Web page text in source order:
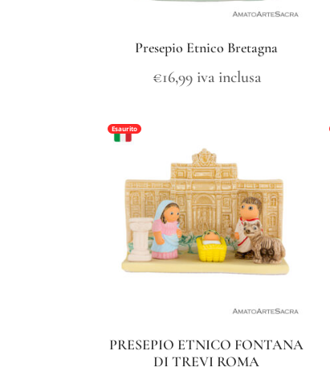
Presepio Etnico Bretagna
€16,99 iva inclusa
Esaurito
PRESEPIO ETNICO FONTANA
DI TREVI ROMA